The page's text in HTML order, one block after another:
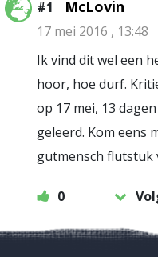
#1 McLovin
17 mei 2016 , 13:48
Ik vind dit wel een
hoor, hoe durf.
op 17 mei, 13
geleerd. Kom eens
gutmensch flutstuk
0